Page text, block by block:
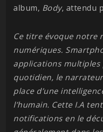
album, Body, attendu
Ce titre évoque notre
numériques.
applications
quotidien, le
place d’une
l’humain. Cette I.A
notifications en le